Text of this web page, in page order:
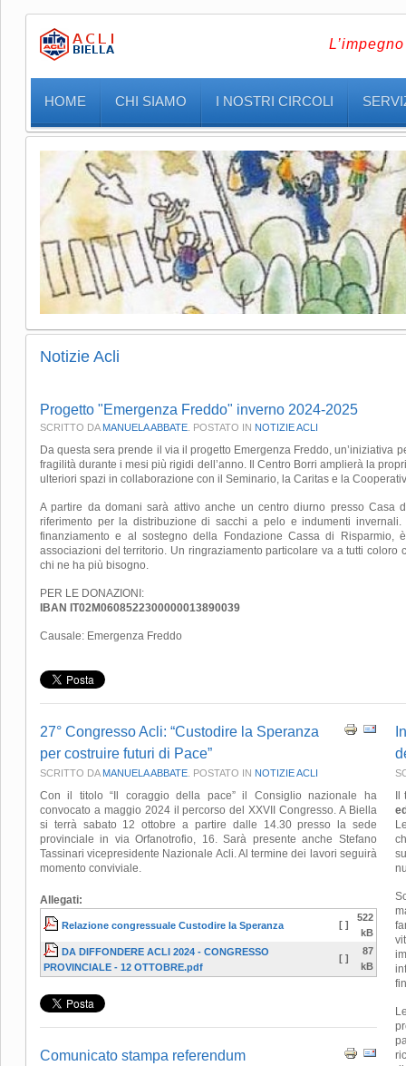
HOME CHI SIAMO I NOSTRI CIRCOLI
Notizie Acli
Progetto "Emergenza Freddo" inverno 2024-2025
SCRITTO DA MANUELA ABBATE . POSTATO IN NOTIZIE ACLI
Da questa sera prende il via il progetto Emergenza Freddo,
fragilità durante i mesi più rigidi dell’anno. Il Centro Borri amplierà la
ulteriori spazi in collaborazione con il Seminario, la Caritas e la
A partire da domani sarà attivo anche un centro diurno presso
riferimento per la distribuzione di sacchi a pelo e indumenti
finanziamento e al sostegno della Fondazione Cassa di
associazioni del territorio. Un ringraziamento particolare va a tutti
chi ne ha più bisogno.
PER LE DONAZIONI:
IBAN IT02M0608522300000013890039
Causale: Emergenza Freddo
27° Congresso Acli: “Custodire la Speranza
per costruire futuri di Pace”
SCRITTO DA MANUELA ABBATE . POSTATO IN NOTIZIE ACLI
Con il titolo “Il coraggio della pace” il Consiglio nazionale ha
convocato a maggio 2024 il percorso del XXVII Congresso. A Biella
si terrà sabato 12 ottobre a partire dalle 14.30 presso la sede
provinciale in via Orfanotrofio, 16. Sarà presente anche Stefano
Tassinari vicepresidente Nazionale Acli. Al termine dei lavori seguirà
momento conviviale.
Allegati:
Relazione congressuale Custodire la Speranza [ ]
522
kB
DA DIFFONDERE ACLI 2024 - CONGRESSO
PROVINCIALE - 12 OTTOBRE.pdf
[ ]
87
kB
Comunicato stampa referendum